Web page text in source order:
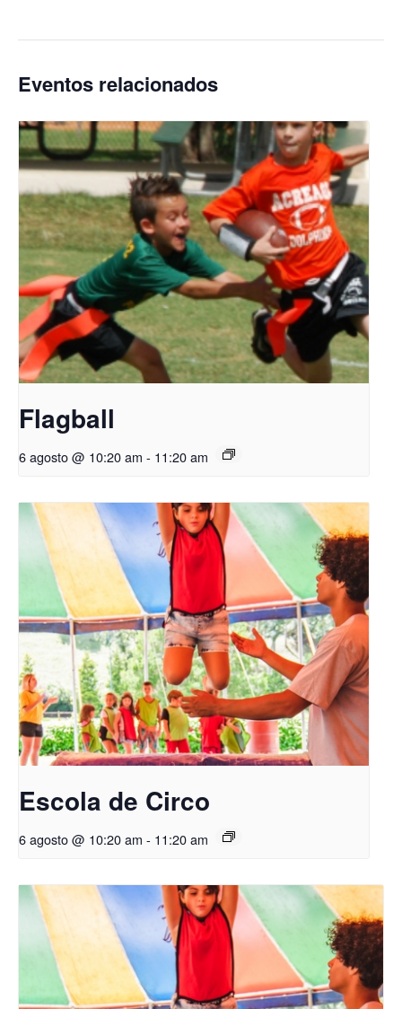
Eventos relacionados
Flagball
6 agosto @ 10:20 am - 11:20 am
Escola de Circo
6 agosto @ 10:20 am - 11:20 am